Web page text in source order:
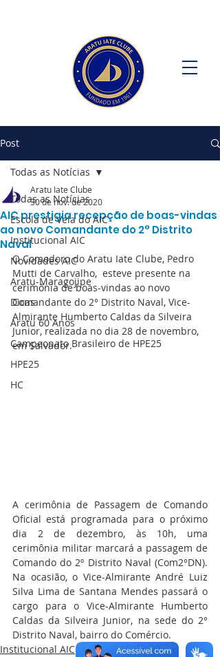
Post
Todas as Notícias
Escola de Vela do AIC
Institucional AIC
Novidades AIC
Aratu-Maragojipe
Dicas
Aratu 60 Anos
Campeonato Brasileiro de HPE25
HPE25
HC
Todas as Notícias
AIC prestigia recepção de boas-vindas
ao novo Comandante do 2° Distrito
Naval
Aratu Iate Clube
30 de nov. de 2020
O Comodoro do Aratu Iate Clube, Pedro
Mutti de Carvalho,  esteve presente na
cerimônia de boas-vindas ao novo
Comandante do 2° Distrito Naval, Vice-
Almirante Humberto Caldas da Silveira
Junior, realizada no dia 28 de novembro,
em Salvador.
A cerimônia de Passagem de Comando
Oficial está programada para o próximo
dia 2 de dezembro, às 10h, uma
cerimônia militar marcará a passagem de
Comando do 2º Distrito Naval (Com2°DN).
Na ocasião, o Vice-Almirante André Luiz
Silva Lima de Santana Mendes passará o
cargo para o Vice-Almirante Humberto
Caldas da Silveira Junior, na sede do 2°
Distrito Naval, bairro do Comércio.
Institucional AIC